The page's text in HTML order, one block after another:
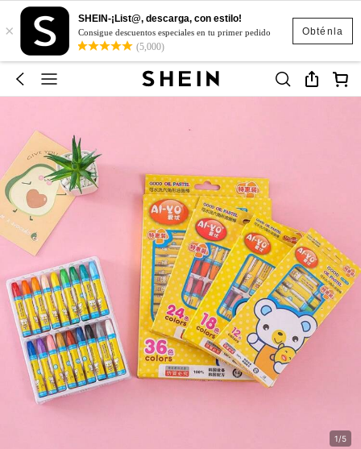
Obténla
×
SHEIN-¡List@, descarga, con estilo!
Consigue descuentos especiales en tu primer pedido
(5,000)
1/5